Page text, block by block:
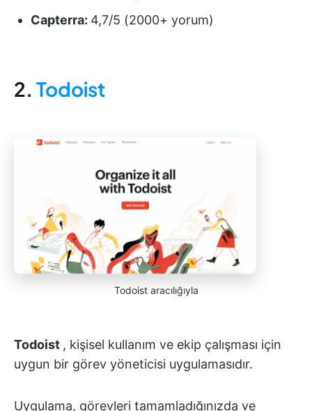
Capterra: 4,7/5 (2000+ yorum)
2. Todoist
Todoist aracılığıyla
Todoist , kişisel kullanım ve ekip çalışması için
uygun bir görev yöneticisi uygulamasıdır.
Uygulama, görevleri tamamladığınızda ve